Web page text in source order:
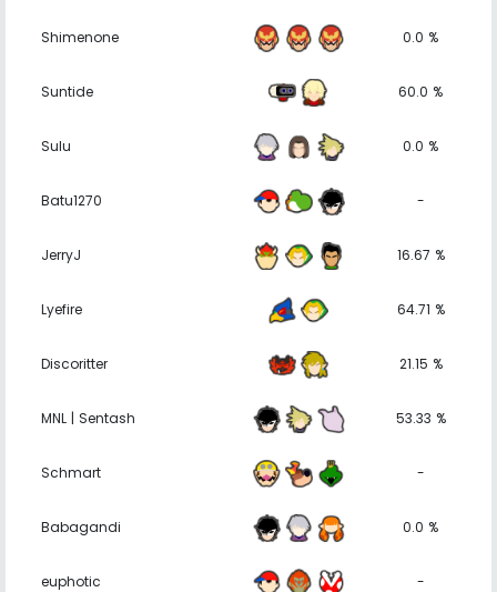
Shimenone 0.0 %
Suntide 60.0 %
Sulu 0.0 %
Batu1270 -
JerryJ 16.67 %
Lyefire 64.71 %
Discoritter 21.15 %
MNL | Sentash 53.33 %
Schmart -
Babagandi 0.0 %
euphotic -